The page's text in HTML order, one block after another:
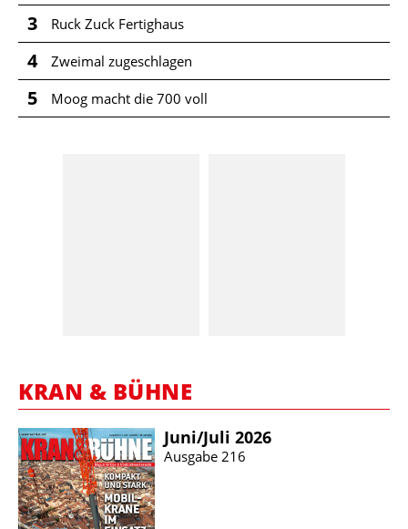
3 Ruck Zuck Fertighaus
4 Zweimal zugeschlagen
5 Moog macht die 700 voll
KRAN & BÜHNE
Juni/​Juli 2026
Ausgabe 216